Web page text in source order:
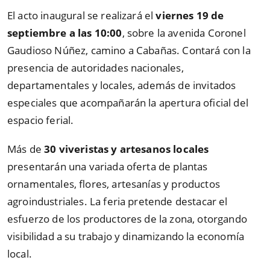
El acto inaugural se realizará elviernes 19 de
septiembre a las 10:00, sobre la avenida Coronel
Gaudioso Núñez, camino a Cabañas. Contará con la
presencia de autoridades nacionales,
departamentales y locales, además de invitados
especiales que acompañarán la apertura oficial del
espacio ferial.
Más de30 viveristas y artesanos locales
presentarán una variada oferta de plantas
ornamentales, flores, artesanías y productos
agroindustriales. La feria pretende destacar el
esfuerzo de los productores de la zona, otorgando
visibilidad a su trabajo y dinamizando la economía
local.